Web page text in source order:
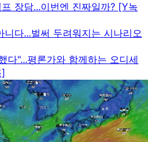
장담...이번엔 진짜일까? [Y녹
다...벌써 두려워지는 시나리오
다"...평론가와 함께하는 오디세